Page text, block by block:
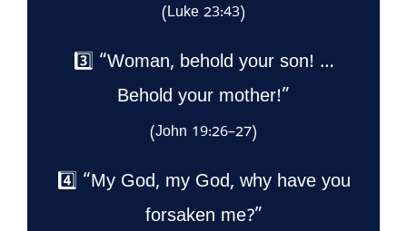
(Luke 23:43)
3️⃣ “Woman, behold your son! …
Behold your mother!”
(John 19:26–27)
4️⃣ “My God, my God, why have you
forsaken me?”